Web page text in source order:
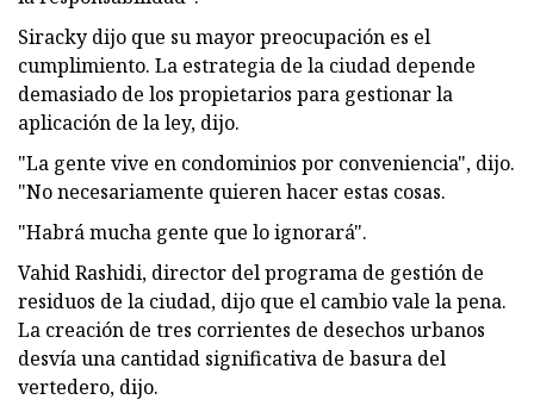
Siracky dijo que su mayor preocupación es el
cumplimiento. La estrategia de la ciudad depende
demasiado de los propietarios para gestionar la
aplicación de la ley, dijo.
"La gente vive en condominios por conveniencia", dijo.
"No necesariamente quieren hacer estas cosas.
"Habrá mucha gente que lo ignorará".
Vahid Rashidi, director del programa de gestión de
residuos de la ciudad, dijo que el cambio vale la pena.
La creación de tres corrientes de desechos urbanos
desvía una cantidad significativa de basura del
vertedero, dijo.